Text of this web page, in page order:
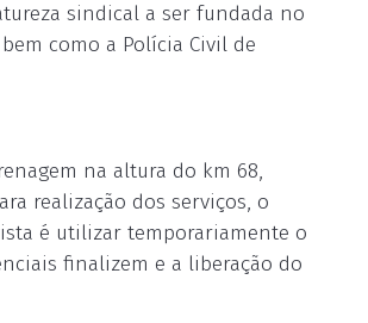
sindical a ser fundada no
como a Polícia Civil de
na altura do km 68,
realização dos serviços, o
é utilizar temporariamente o
finalizem e a liberação do